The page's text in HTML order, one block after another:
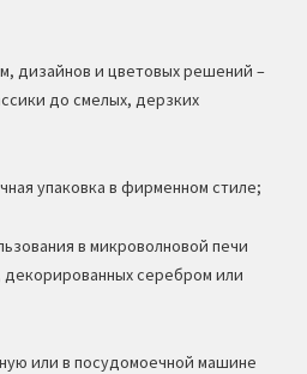
дизайнов и цветовых решений –
до смелых, дерзких
упаковка в фирменном стиле;
в микроволновой печи
серебром или
или в посудомоечной машине